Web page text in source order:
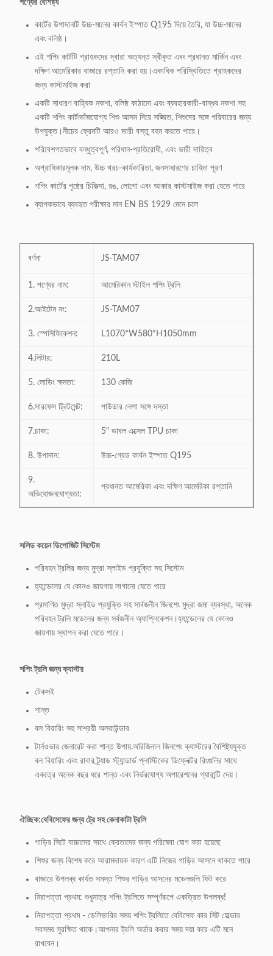
কার্টের উপাদানটি উচ্চ-মানের কার্বন ইস্পাত Q195 দিয়ে তৈরি, যা উচ্চ-মানের
এবং বলিষ্ঠ।
এই শপিং কার্টটি গ্রাহকদের দ্বারা অত্যন্ত স্বীকৃত এবং প্রধানত মার্কিন এবং
দক্ষিণ আমেরিকার বাজারে রপ্তানি করা হয়।একাধিক পরিস্থিতিতে গ্রাহকদের
জন্য কাস্টমাইজ করা
একটি সাধারণ বাহ্যিক নকশা, বলিষ্ঠ কাঠামো এবং ব্যবহারকারী-বান্ধব নকশা সহ
একটি শপিং কার্ট৷ভাঁজযোগ্য শিশু আসন দিয়ে সজ্জিত, শিশুদের সঙ্গে পরিবারের জন্য
উপযুক্ত।নীচের ফ্রেমটি আরও ভারী বস্তু বহন করতে পারে।
পরিবেশগতভাবে বন্ধুত্বপূর্ণ, পরিধান-প্রতিরোধী, এবং ভারী দায়িত্ব
অগ্রাধিকারমূলক দাম, উচ্চ খরচ-কার্যকারিতা, জনসাধারণের চাহিদা পূরণ
শপিং কার্টের পৃষ্ঠের চিকিত্সা, রঙ, লোগো এবং আকার কাস্টমাইজ করা যেতে পারে
ব্যাপকভাবে ব্যবহৃত পরীক্ষার মান EN BS 1929 মেনে চলে
বর্ণনা JS-TAM07
1. পণ্যের নাম: আমেরিকান স্টাইল শপিং ট্রলি
2.আইটেম নং: JS-TAM07
3. স্পেসিফিকেশন: L1070*W580*H1050mm
4.লিটার: 210L
5. লোডিং ক্ষমতা: 130 কেজি
6.সারফেস ট্রিটমেন্ট: পাউডার লেপা সঙ্গে দস্তা
7.চাকা: 5" ডাবল এক্সেল TPU চাকা
8. উপাদান: উচ্চ-গ্রেড কার্বন ইস্পাত Q195
9.
অভিযোজনযোগ্যতা:
প্রধানত আমেরিকা এবং দক্ষিণ আমেরিকা রপ্তানি
এলাকা:
হ্যান্ডেল বার লোগো উপলব্ধ
অংশের রঙ:
প্যান্টন রঙ পাওয়া যায়
এস হুক, সিট সেফ বেল্ট, বটম কোণার প্রটেক্টর, টপ
14. প্যাকিং পদ্ধতি:
পাওয়া যায়
সলিড কয়েন ডিপোজিট সিস্টেম
পরিবহন ট্রলির জন্য মুদ্রা স্লাইড প্রযুক্তি সহ সিস্টেম
হ্যান্ডেলের যে কোনও জায়গায় লাগানো যেতে পারে
প্রমাণিত মুদ্রা স্লাইড প্রযুক্তি সহ সার্বজনীন জিনশেং মুদ্রা জমা ব্যবস্থা, অনেক
পরিবহন ট্রলি মডেলের জন্য সর্বজনীন অ্যাপ্লিকেশন।হ্যান্ডেলের যে কোনও
জায়গায় স্থাপন করা যেতে পারে।
শপিং ট্রলি জন্য ক্যাস্টর
টেকসই
শান্ত
বল বিয়ারিং সহ সাশ্রয়ী অলরাউন্ডার
টার্নওভার জেনারেট করা শান্ত উপায়.অরিজিনাল জিনশেং ক্যাস্টরের বৈশিষ্ট্যযুক্ত
বল বিয়ারিং এবং রাবার ট্র্যাড স্ট্যান্ডার্ড প্লাস্টিকের ডিফ্লেক্টর রিংগুলির সাথে
একত্রে অনেক বছর ধরে শান্ত এবং নির্ভরযোগ্য অপারেশনের গ্যারান্টি দেয়।
ঐচ্ছিক:বেবিসেফের জন্য ট্রে সহ কেনাকাটা ট্রলি
গাড়ির সিটে বাচ্চাদের সাথে ক্রেতাদের জন্য পরিষেবা যোগ করা হয়েছে
শিশুর জন্য বিশেষ করে আরামদায়ক কারণ এটি নিজের গাড়ির আসনে থাকতে পারে
বাজারে উপলব্ধ কার্যত সমস্ত শিশুর গাড়ির আসনের মডেলগুলি ফিট করে
নিরাপত্তা প্রথম: শুধুমাত্র শপিং ট্রলিতে সম্পূর্ণরূপে একত্রিত উপলব্ধ!
নিরাপত্তা প্রথম - ডেলিভারির সময় শপিং ট্রলিতে বেবিসেফ কার সিট হোল্ডার
সবসময় সুরক্ষিত থাকে।আপনার ট্রলি অর্ডার করার সময় দয়া করে এটি মনে
রাখবেন।